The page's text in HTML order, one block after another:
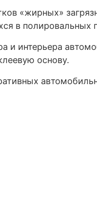
«жирных»
в полировальных
и интерьера
основу.